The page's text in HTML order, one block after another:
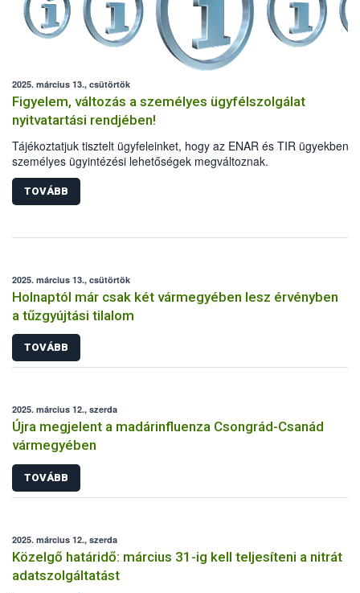
2025. március 13., csütörtök
Figyelem, változás a személyes ügyfélszolgálat
nyitvatartási rendjében!
Tájékoztatjuk tisztelt ügyfeleinket, hogy az ENAR és TIR ügyekben a
személyes ügyintézési lehetőségek megváltoznak.
TOVÁBB
2025. március 13., csütörtök
Holnaptól már csak két vármegyében lesz érvényben
a tűzgyújtási tilalom
TOVÁBB
2025. március 12., szerda
Újra megjelent a madárinfluenza Csongrád-Csanád
vármegyében
TOVÁBB
2025. március 12., szerda
Közelgő határidő: március 31-ig kell teljesíteni a nitrát
adatszolgáltatást